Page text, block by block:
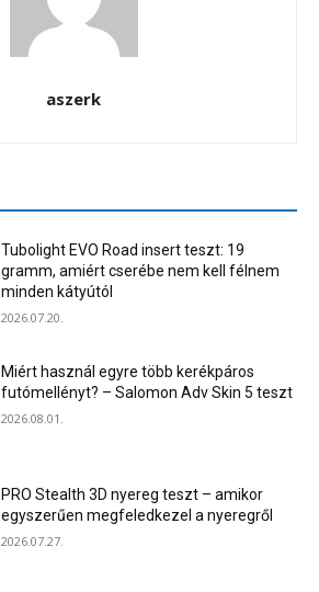
aszerk
Tubolight EVO Road insert teszt: 19
gramm, amiért cserébe nem kell félnem
minden kátyútól
2026.07.20.
Miért használ egyre több kerékpáros
futómellényt? – Salomon Adv Skin 5 teszt
2026.08.01.
PRO Stealth 3D nyereg teszt – amikor
egyszerűen megfeledkezel a nyeregről
2026.07.27.